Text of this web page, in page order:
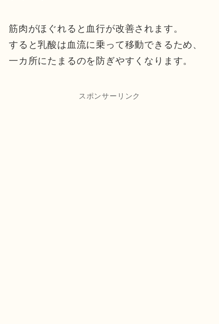
筋肉がほぐれると血行が改善されます。
すると乳酸は血流に乗って移動できるため、
一カ所にたまるのを防ぎやすくなります。
スポンサーリンク